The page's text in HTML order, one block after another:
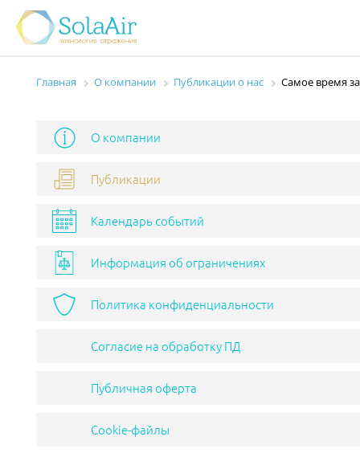
Главная О компании Публикации о нас Самое время
О компании
Публикации
Календарь событий
Информация об ограничениях
Политика конфиденциальности
Согласие на обработку ПД
Публичная оферта
Cookie-файлы